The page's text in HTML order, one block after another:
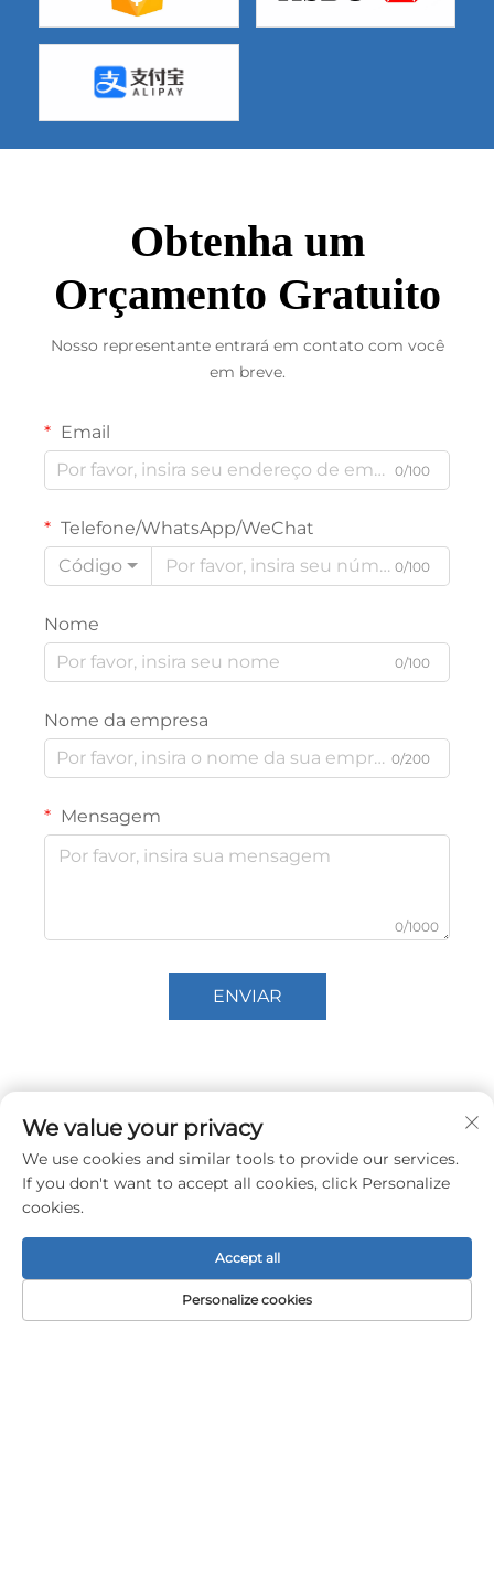
Obtenha um
Orçamento Gratuito
Nosso representante entrará em contato com você
em breve.
Email
0/100
Telefone/WhatsApp/WeChat
Código
0/100
Nome
0/100
Nome da empresa
0/200
Mensagem
0/1000
ENVIAR
We value your privacy
We use cookies and similar tools to provide our services.
If you don't want to accept all cookies, click Personalize
cookies.
Personalize cookies
Accept all